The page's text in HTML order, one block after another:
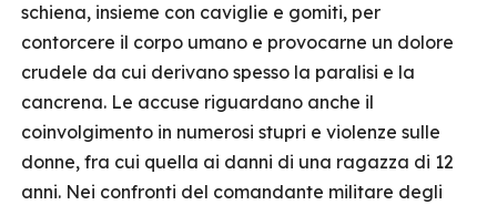
schiena, insieme con caviglie e gomiti, per
contorcere il corpo umano e provocarne un dolore
crudele da cui derivano spesso la paralisi e la
cancrena. Le accuse riguardano anche il
coinvolgimento in numerosi stupri e violenze sulle
donne, fra cui quella ai danni di una ragazza di 12
anni. Nei confronti del comandante militare degli